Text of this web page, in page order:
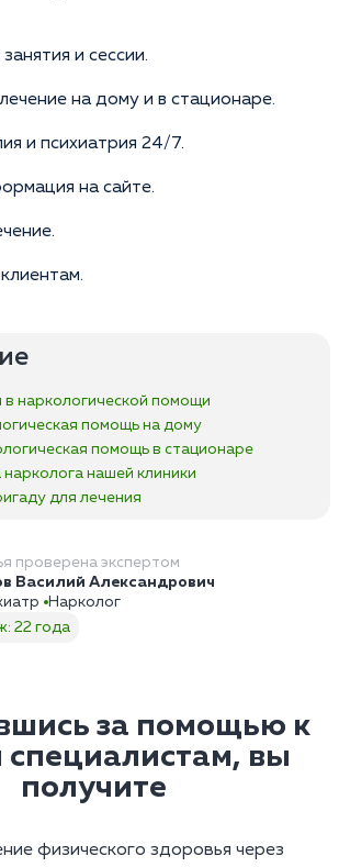
и сессии.
на дому и в стационаре.
и психиатрия 24/7.
на сайте.
в наркологической помощи
помощь на дому
помощь в стационаре
нарколога нашей клиники
для лечения
проверена экспертом
Василий Александрович
Нарколог
22 года
за помощью к
вы
получите
физического здоровья через